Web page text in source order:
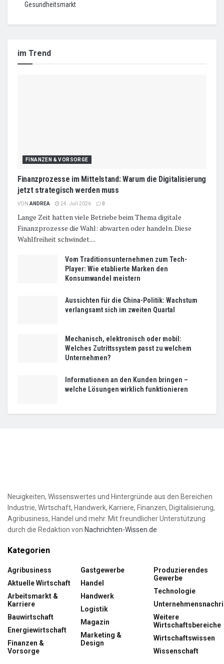
Gesundheitsmarkt
im Trend
FINANZEN & VORSORGE
Finanzprozesse im Mittelstand: Warum die Digitalisierung
jetzt strategisch werden muss
VON ANDREA 24. Juli 2026 0
Lange Zeit hatten viele Betriebe beim Thema digitale
Finanzprozesse die Wahl: abwarten oder handeln. Diese
Wahlfreiheit schwindet....
Vom Traditionsunternehmen zum Tech-
Player: Wie etablierte Marken den
Konsumwandel meistern
Aussichten für die China-Politik: Wachstum
verlangsamt sich im zweiten Quartal
Mechanisch, elektronisch oder mobil:
Welches Zutrittssystem passt zu welchem
Unternehmen?
Informationen an den Kunden bringen –
welche Lösungen wirklich funktionieren
Neuigkeiten, Wissenswertes und Hintergründe aus den Bereichen
Industrie, Wirtschaft, Handwerk, Karriere, Finanzen, Digitalisierung,
Agribusiness, Handel und mehr. Mit freundlicher Unterstützung
durch die Redaktion von Nachrichten-Wissen.de
Kategorien
Agribusiness
Aktuelle Wirtschaft
Arbeitsmarkt &
Karriere
Bauwirtschaft
Energiewirtschaft
Finanzen &
Vorsorge
Gastgewerbe
Handel
Handwerk
Logistik
Magazin
Marketing &
Design
Produzierendes
Gewerbe
Technologie
Weitere
Wirtschaftsbereiche
Wirtschaftswissen
Wissenschaft